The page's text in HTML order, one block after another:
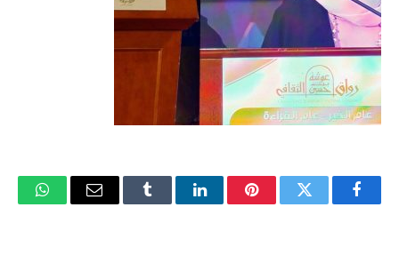
فيسبوكتويتر بينتيريستلينكدإن Tumblr البريد